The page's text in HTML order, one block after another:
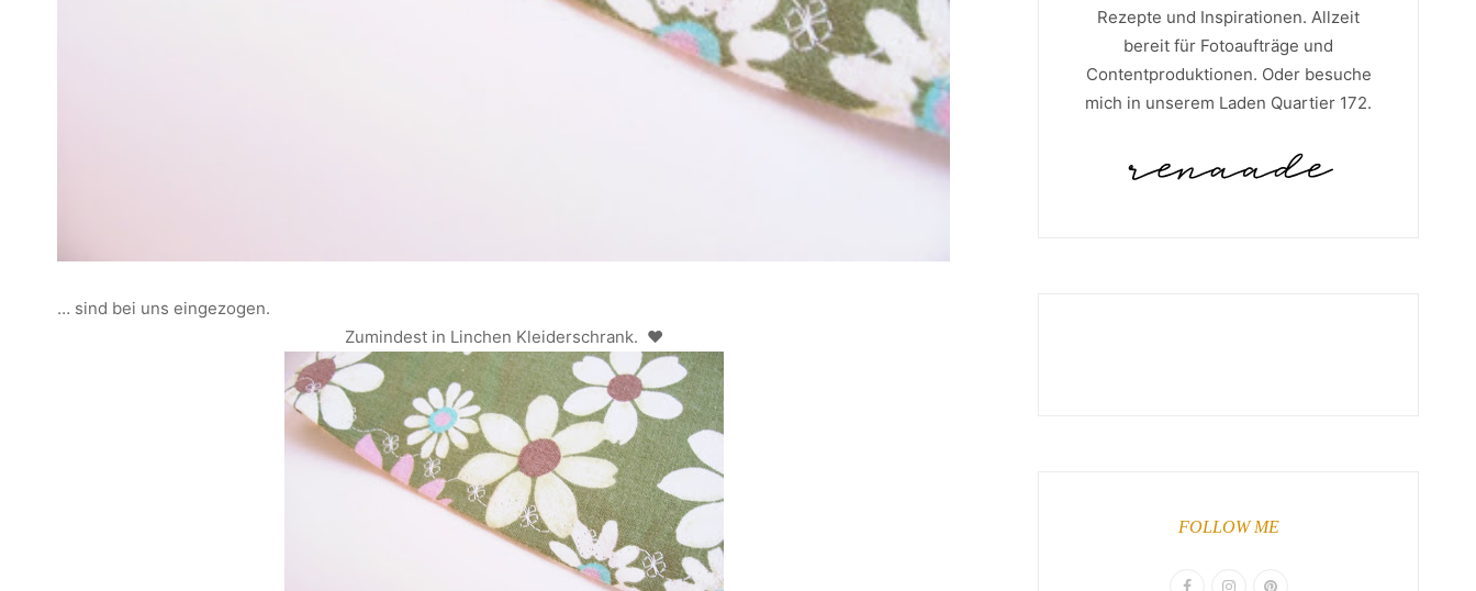
… sind bei uns eingezogen.
Zumindest in Linchen Kleiderschrank. ♥
Rezepte und Inspirationen. Allzeit
bereit für Fotoaufträge und
Contentproduktionen. Oder besuche
mich in unserem Laden Quartier 172.
FOLLOW ME